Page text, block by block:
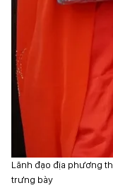
Lãnh đạo địa phương
trưng bày